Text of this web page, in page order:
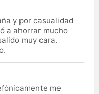
y por casualidad
a ahorrar mucho
muy cara.
me